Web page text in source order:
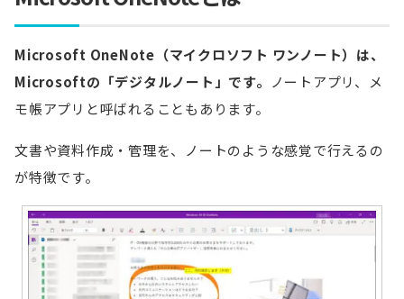
Microsoft OneNote（マイクロソフト ワンノート）は、
Microsoftの「デジタルノート」です。 ノートアプリ、メ
モ帳アプリと呼ばれることもあります。
文書や資料作成・管理を、ノートのような感覚で行えるの
が特徴です。